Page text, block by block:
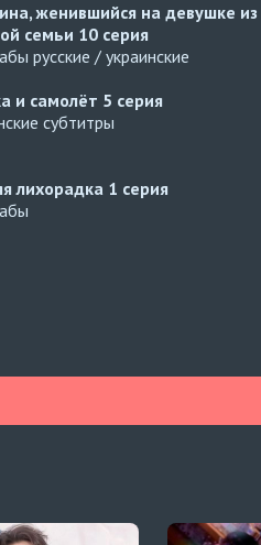
женившийся на девушке из
семьи 10 серия
русские / украинские
и самолёт 5 серия
субтитры
лихорадка 1 серия